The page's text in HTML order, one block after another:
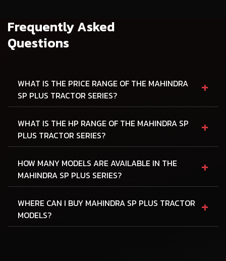
Frequently Asked
Questions
WHAT IS THE PRICE RANGE OF THE MAHINDRA
SP PLUS TRACTOR SERIES?
+
WHAT IS THE HP RANGE OF THE MAHINDRA SP
PLUS TRACTOR SERIES?
+
HOW MANY MODELS ARE AVAILABLE IN THE
MAHINDRA SP PLUS SERIES?
+
WHERE CAN I BUY MAHINDRA SP PLUS TRACTOR
MODELS?
+